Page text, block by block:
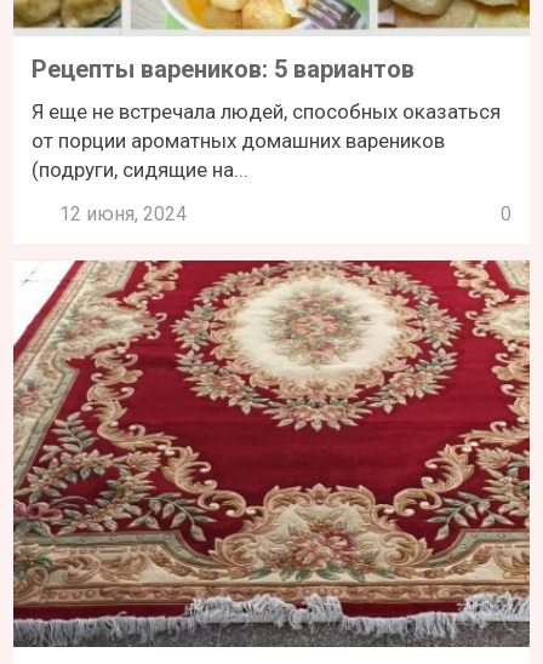
Рецепты вареников: 5 вариантов
Я еще не встречала людей, способных оказаться
от порции ароматных домашних вареников
(подруги, сидящие на...
12 июня, 2024 0